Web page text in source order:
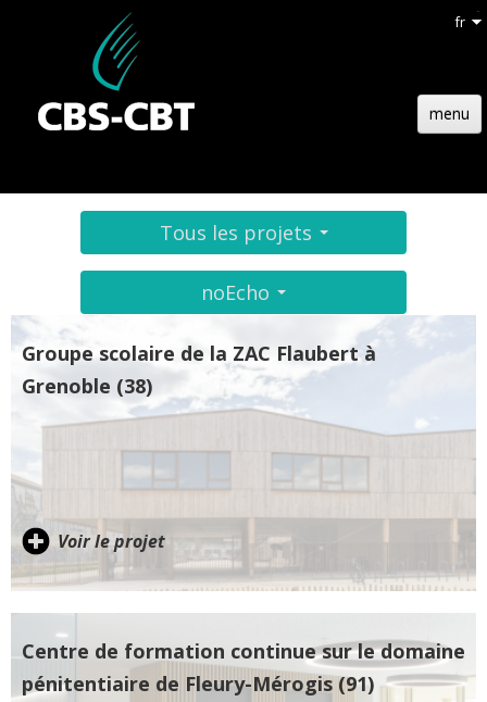
fr
menu
STRUCTURE
ACTUALITÉS
EMPLOIS
DEVIS
Tous les projets
noEcho
Groupe scolaire de la ZAC Flaubert à
Grenoble (38)
Voir le projet
Centre de formation continue sur le domaine
pénitentiaire de Fleury-Mérogis (91)